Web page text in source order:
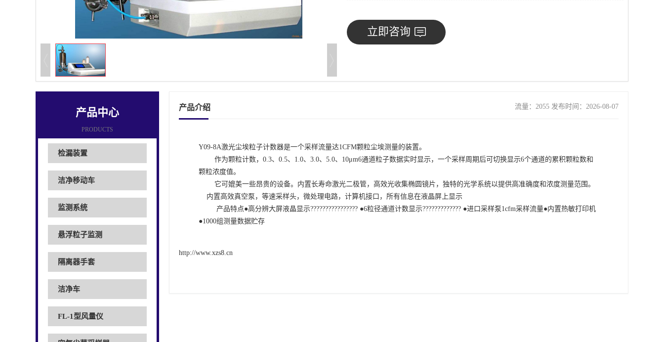
立即咨询
产品中心
PRODUCTS
检漏装置
洁净移动车
监测系统
悬浮粒子监测
隔离器手套
洁净车
FL-1型风量仪
产品介绍 流量：2055 发布时间：2026-08-07
Y09-8A激光尘埃粒子计数器是一个采样流量达1CFM颗粒尘埃测量的装置。
颗粒浓度值。
http://www.xzs8.cn